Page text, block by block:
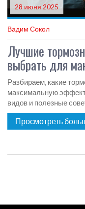
28 июня 2025
Вадим Сокол
Лучшие
выбрать для
Разбираем, какие
максимальную
видов и полезные
Просмотреть